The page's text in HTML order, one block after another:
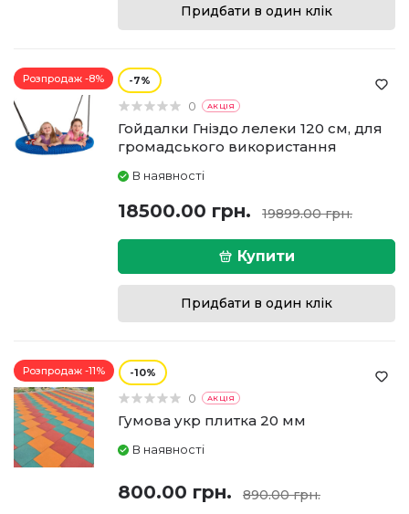
Придбати в один клік
Розпродаж -8% 7
0 АКЦІЯ
Гойдалки Гніздо лелеки 120 см, для
громадського використання
В наявності
18500.00 грн. 19899.00 грн.
Купити
Придбати в один клік
Розпродаж -11% 10
0 АКЦІЯ
Гумова укр плитка 20 мм
В наявності
800.00 грн. 890.00 грн.